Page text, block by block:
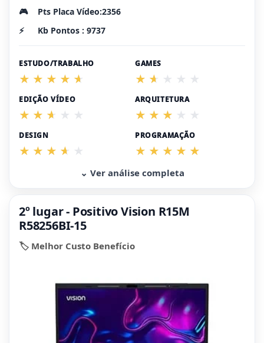
🎮
Pts Placa Vídeo:2356
⚡
Kb Pontos : 9737
ESTUDO/TRABALHO GAMES
EDIÇÃO VÍDEO ARQUITETURA
DESIGN PROGRAMAÇÃO
⌄ Ver análise completa
2º lugar - Positivo Vision R15M
R58256BI-15
🏷️ Melhor Custo Benefício